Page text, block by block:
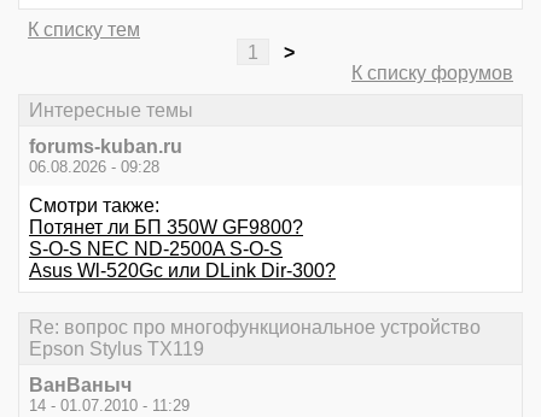
К списку тем
1
>
К списку форумов
Интересные темы
forums-kuban.ru
06.08.2026 - 09:28
Смотри также:
Потянет ли БП 350W GF9800?
S-O-S NEC ND-2500A S-O-S
Asus Wl-520Gc или DLink Dir-300?
Re: вопрос про многофункциональное устройство
Epson Stylus TX119
ВанВаныч
14 - 01.07.2010 - 11:29